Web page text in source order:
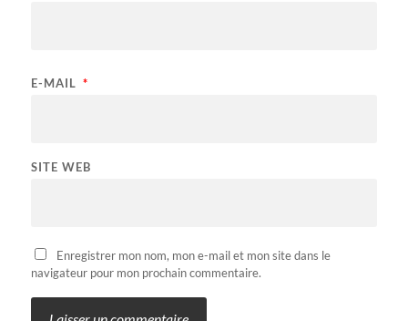
E-MAIL *
SITE WEB
Enregistrer mon nom, mon e-mail et mon site dans le
navigateur pour mon prochain commentaire.